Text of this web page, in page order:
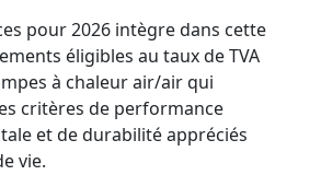
pour 2026 intègre dans cette
éligibles au taux de TVA
à chaleur air/air qui
critères de performance
et de durabilité appréciés
vie.